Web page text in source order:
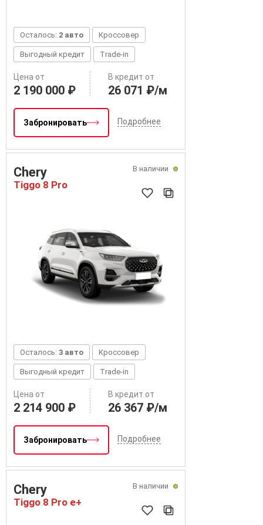
Осталось: 2 авто Кроссовер
Выгодный кредит Trade-in
Цена от
2 190 000 ₽
В кредит от
26 071 ₽/м
Забронировать Подробнее
В наличии
Chery
Tiggo 8 Pro
Осталось: 3 авто Кроссовер
Выгодный кредит Trade-in
Цена от
2 214 900 ₽
В кредит от
26 367 ₽/м
Забронировать Подробнее
В наличии
Chery
Tiggo 8 Pro e+